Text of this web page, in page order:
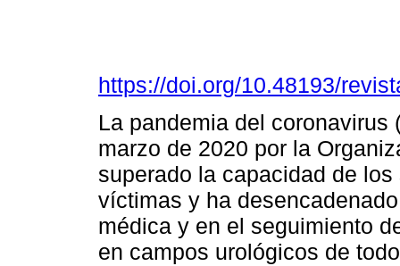
https://doi.org/10.48193/
La pandemia del
marzo de 2020 por la
superado la capacidad de
víctimas y ha
médica y en el seguimiento
en campos urológicos de